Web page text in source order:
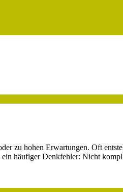
zu hohen Erwartungen. Oft
häufiger Denkfehler: Nicht